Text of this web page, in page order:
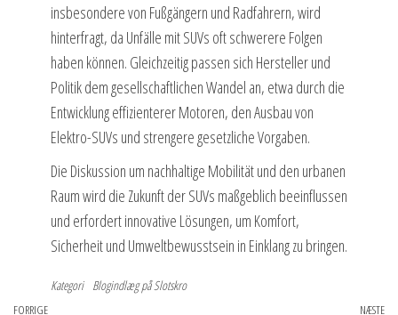
insbesondere von Fußgängern und Radfahrern, wird
hinterfragt, da Unfälle mit SUVs oft schwerere Folgen
haben können. Gleichzeitig passen sich Hersteller und
Politik dem gesellschaftlichen Wandel an, etwa durch die
Entwicklung effizienterer Motoren, den Ausbau von
Elektro-SUVs und strengere gesetzliche Vorgaben.
Die Diskussion um nachhaltige Mobilität und den urbanen
Raum wird die Zukunft der SUVs maßgeblich beeinflussen
und erfordert innovative Lösungen, um Komfort,
Sicherheit und Umweltbewusstsein in Einklang zu bringen.
Kategori Blogindlæg på Slotskro
FORRIGE NÆSTE